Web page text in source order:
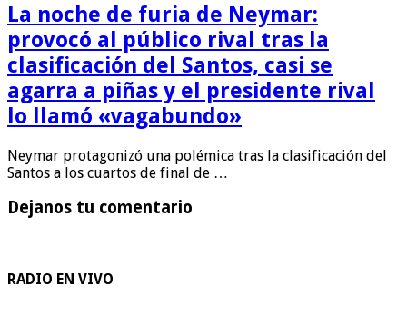
La noche de furia de Neymar:
provocó al público rival tras la
clasificación del Santos, casi se
agarra a piñas y el presidente rival
lo llamó «vagabundo»
Neymar protagonizó una polémica tras la clasificación del
Santos a los cuartos de final de …
Dejanos tu comentario
RADIO EN VIVO